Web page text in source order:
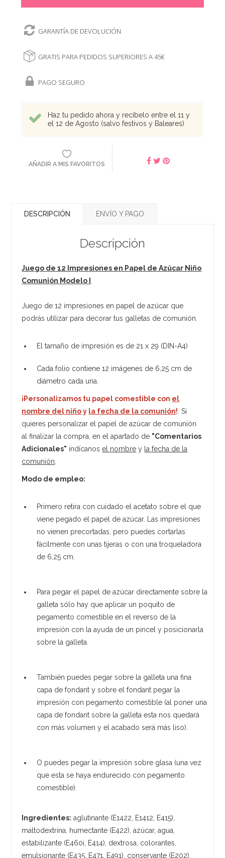
GARANTÍA DE DEVOLUCIÓN
GRATIS PARA PEDIDOS SUPERIORES A 45€
PAGO SEGURO
Haz tu pedido ahora y recíbelo entre el 11 y
el 12 de Agosto (salvo festivos y Baleares)
AÑADIR A MIS FAVORITOS
DESCRIPCIÓN ENVÍO Y PAGO
Descripción
Juego de 12 Impresiones en Papel de Azúcar Niño
Comunión Modelo I
Juego de 12 impresiones en papel de azúcar que
podrás utilizar para decorar tus galletas de comunión.
El tamaño de impresión es de 21 x 29 (DIN-A4)
Cada folio contiene 12 imágenes de 6,25 cm de
diámetro cada una.
¡Personalizamos tu papel comestible con el
nombre del niñoy la fecha de la comunión! . Si
quieres personalizar el papel de azúcar de comunión
al finalizar la compra, en el apartado de "Comentarios
Adicionales" indícanosel nombre y la fecha de la
comunión
Modo de empleo:
Primero retira con cuidado el acetato sobre el que
viene pegado el papel de azúcar. Las impresiones
no vienen precortadas, pero puedes cortarlas
fácilmente con unas tijeras o con una troqueladora
de 6,25 cm.
Para pegar el papel de azúcar directamente sobre la
galleta sólo hay que aplicar un poquito de
pegamento comestible en el reverso de la
impresión con la ayuda de un pincel y posicionarla
sobre la galleta.
También puedes pegar sobre la galleta una fina
capa de fondant y sobre el fondant pegar la
impresión con pegamento comestible (al poner una
capa de fondant sobre la galleta esta nos quedará
con más volumen y el acabado será más liso).
O puedes pegar la impresión sobre glasa (una vez
que esta se haya endurecido con pegamento
comestible).
Ingredientes: aglutinante (E1422, E1412, E415),
maltodextrina, humectante (E422), azúcar, agua,
estabilizante (E460i, E414), dextrosa, colorantes,
emulsionante (E435, E471, E491), conservante (E202),